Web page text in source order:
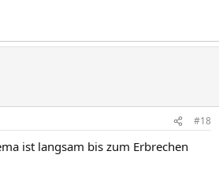
#18
ist langsam bis zum Erbrechen